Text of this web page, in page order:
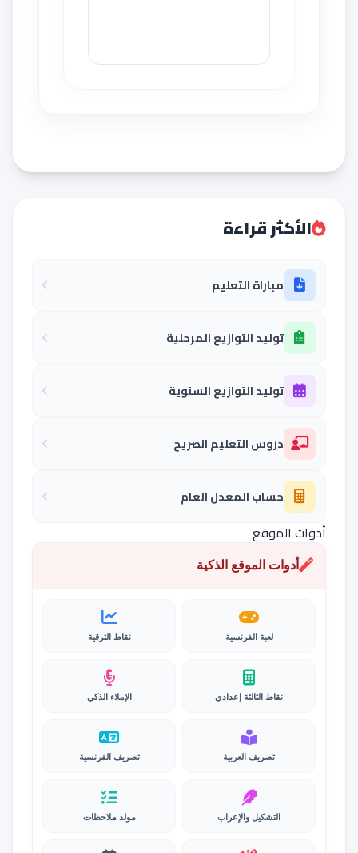
الأكثر قراءة
مباراة التعليم
توليد التوازيع المرحلية
توليد التوازيع السنوية
دروس التعليم الصريح
حساب المعدل العام
أدوات الموقع
أدوات الموقع الذكية
لعبة الفرنسية نقاط الترقية
نقاط الثالثة إعدادي الإملاء الذكي
تصريف العربية تصريف الفرنسية
التشكيل والإعراب مولد ملاحظات